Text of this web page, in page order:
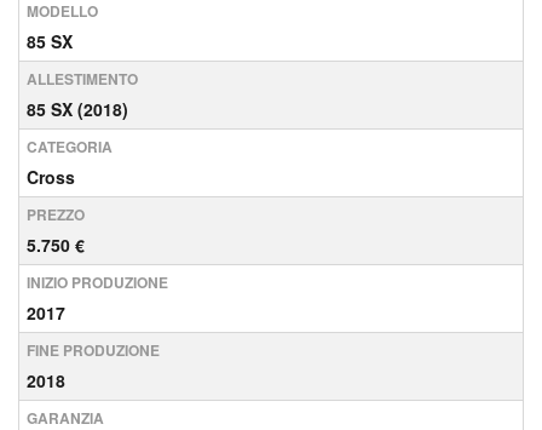
MODELLO
85 SX
ALLESTIMENTO
85 SX (2018)
CATEGORIA
Cross
PREZZO
5.750 €
INIZIO PRODUZIONE
2017
FINE PRODUZIONE
2018
GARANZIA